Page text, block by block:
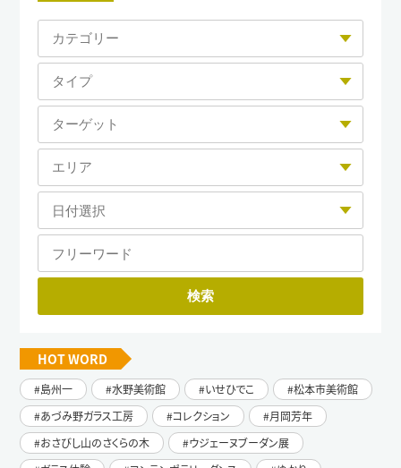
HOT WORD
島州一 水野美術館 いせひでこ
松本市美術館
あづみ野ガラス工房
コレクション
月岡芳年
おさびし山のさくらの木
ウジェーヌブーダン展